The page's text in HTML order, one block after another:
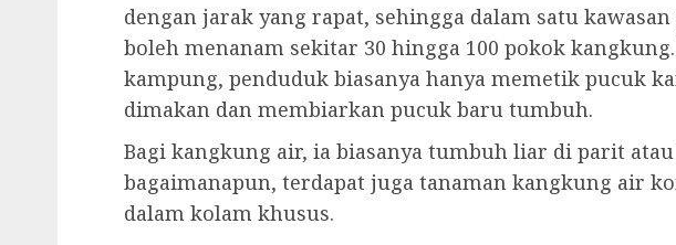
dengan jarak yang rapat, sehingga dalam satu
boleh menanam sekitar 30 hingga 100 pokok
kampung, penduduk biasanya hanya memetik pucuk
dimakan dan membiarkan pucuk baru tumbuh.
Bagi kangkung air, ia biasanya tumbuh liar di parit
bagaimanapun, terdapat juga tanaman kangkung air
dalam kolam khusus.